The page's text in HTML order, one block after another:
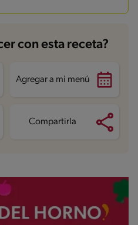
con esta receta?
Agregar a mi menú
Compartirla